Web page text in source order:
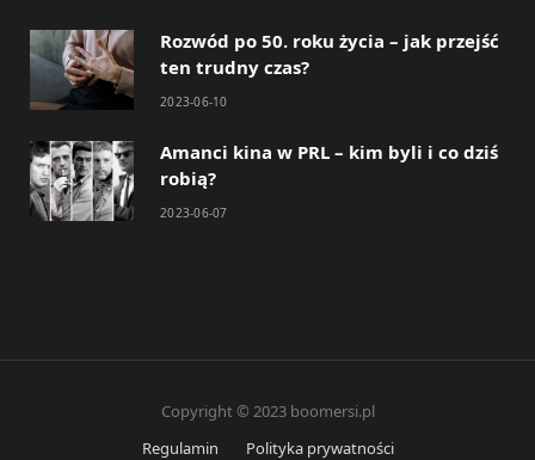
Rozwód po 50. roku życia – jak przejść
ten trudny czas?
2023-06-10
Amanci kina w PRL – kim byli i co dziś
robią?
2023-06-07
Copyright © 2023 boomersi.pl
Regulamin
Polityka prywatności